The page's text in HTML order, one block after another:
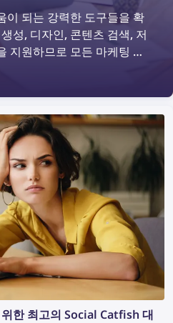
이 되는 강력한 도구들을 확
성, 디자인, 콘텐츠 검색, 저
지원하므로 모든 마케팅 팀
텐츠 제작 도구를 소개합니
한 최고의 Social Catfish 대